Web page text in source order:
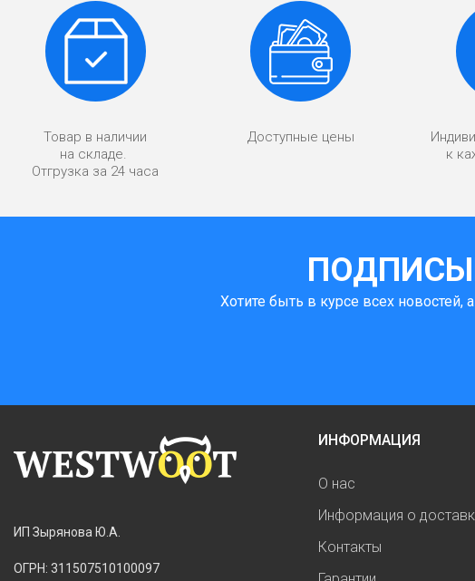
Товар в наличии
на складе.
Отгрузка за 24 часа
Доступные цены
к
Хотите быть в курсе всех новостей,
ИП Зырянова Ю.А.
ОГРН: 311507510100097
ИНФОРМАЦИЯ
О нас
Информация о
Контакты